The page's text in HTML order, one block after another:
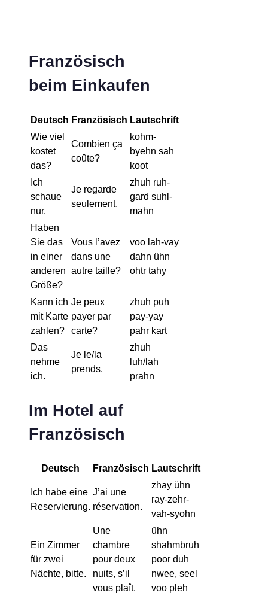
Französisch
beim Einkaufen
Deutsch Französisch Lautschrift
Wie viel
kostet
das?
Combien ça
coûte?
kohm-
byehn sah
koot
Ich
schaue
nur.
Je regarde
seulement.
zhuh ruh-
gard suhl-
mahn
Haben
Sie das
in einer
anderen
Größe?
Vous l’avez
dans une
autre taille?
voo lah-vay
dahn ühn
ohtr tahy
Kann ich
mit Karte
zahlen?
Je peux
payer par
carte?
zhuh puh
pay-yay
pahr kart
Das
nehme
ich.
Je le/la
prends.
zhuh
luh/lah
prahn
Im Hotel auf
Französisch
Deutsch Französisch Lautschrift
Ich habe eine
Reservierung.
J’ai une
réservation.
zhay ühn
ray-zehr-
vah-syohn
Ein Zimmer
für zwei
Nächte, bitte.
Une
chambre
pour deux
nuits, s’il
vous plaît.
ühn
shahmbruh
poor duh
nwee, seel
voo pleh